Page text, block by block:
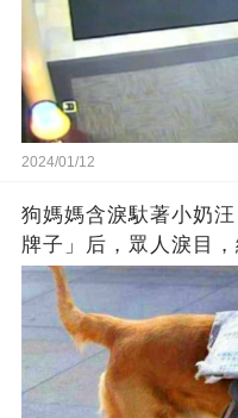
2024/01/12
狗媽媽含淚馱著小奶
牌子」后，眾人淚目